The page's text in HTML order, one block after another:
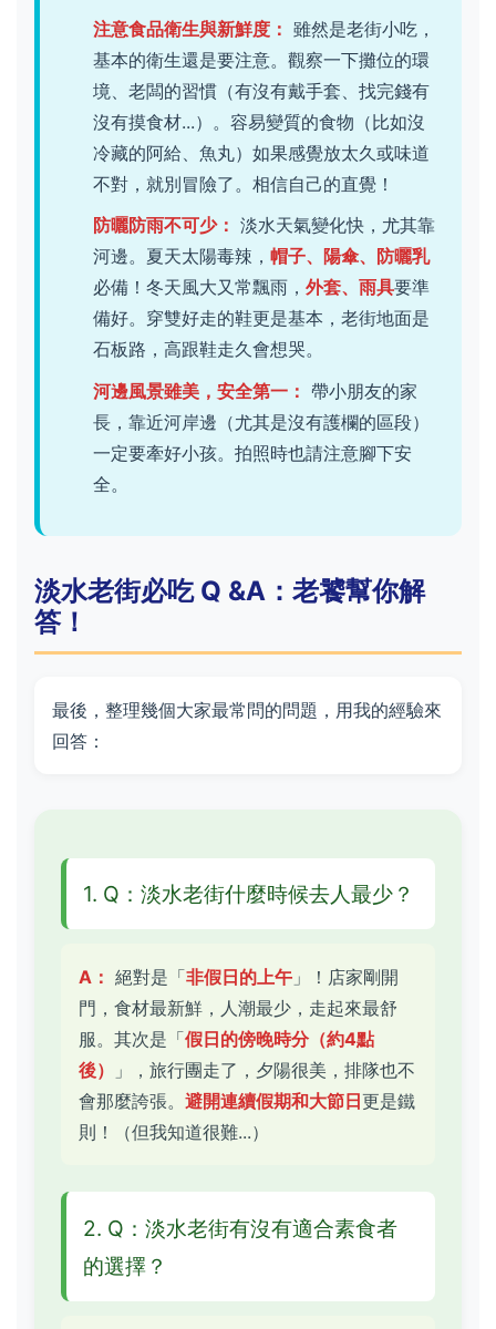
注意食品衛生與新鮮度： 雖然是老街小吃，
基本的衛生還是要注意。觀察一下攤位的環
境、老闆的習慣（有沒有戴手套、找完錢有
沒有摸食材...）。容易變質的食物（比如沒
冷藏的阿給、魚丸）如果感覺放太久或味道
不對，就別冒險了。相信自己的直覺！
防曬防雨不可少： 淡水天氣變化快，尤其靠
河邊。夏天太陽毒辣， 帽子、陽傘、防曬乳
必備！冬天風大又常飄雨， 外套、雨具要準
備好。穿雙好走的鞋更是基本，老街地面是
石板路，高跟鞋走久會想哭。
河邊風景雖美，安全第一： 帶小朋友的家
長，靠近河岸邊（尤其是沒有護欄的區段）
一定要牽好小孩。拍照時也請注意腳下安
全。
淡水老街必吃 Q &A：老饕幫你解
答！
最後，整理幾個大家最常問的問題，用我的經驗來
回答：
1. Q：淡水老街什麼時候去人最少？
A： 絕對是「非假日的上午 」！店家剛開
門，食材最新鮮，人潮最少，走起來最舒
服。其次是「假日的傍晚時分（約4點
後）
」，旅行團走了，夕陽很美，排隊也不
會那麼誇張。 避開連續假期和大節日更是鐵
則！（但我知道很難...）
2. Q：淡水老街有沒有適合素食者
的選擇？